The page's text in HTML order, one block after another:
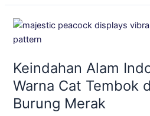
Keindahan Alam
Warna Cat Tembok
Burung Merak
Keindahan
Alam
Inspirasi
Warna
Cat
Tembok